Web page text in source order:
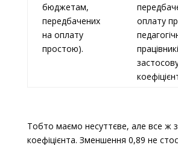
бюджетам,
передбачених
на оплату
простою).
оплату
Тобто маємо несуттєве, але все ж
коефіцієнта. Зменшення 0,89 не